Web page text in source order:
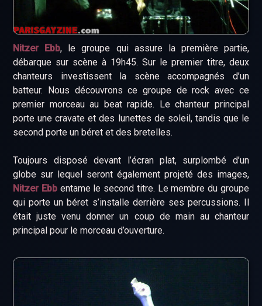
Nitzer Ebb, le groupe qui assure la première partie,
débarque sur scène à 19h45. Sur le premier titre, deux
chanteurs investissent la scène accompagnés d’un
batteur. Nous découvrons ce groupe de rock avec ce
premier morceau au beat rapide. Le chanteur principal
porte une cravate et des lunettes de soleil, tandis que le
second porte un béret et des bretelles.
Toujours disposé devant l’écran plat, surplombé d’un
globe sur lequel seront également projeté des images,
Nitzer Ebb entame le second titre. Le membre du groupe
qui porte un béret s’installe derrière ses percussions. Il
était juste venu donner un coup de main au chanteur
principal pour le morceau d’ouverture.